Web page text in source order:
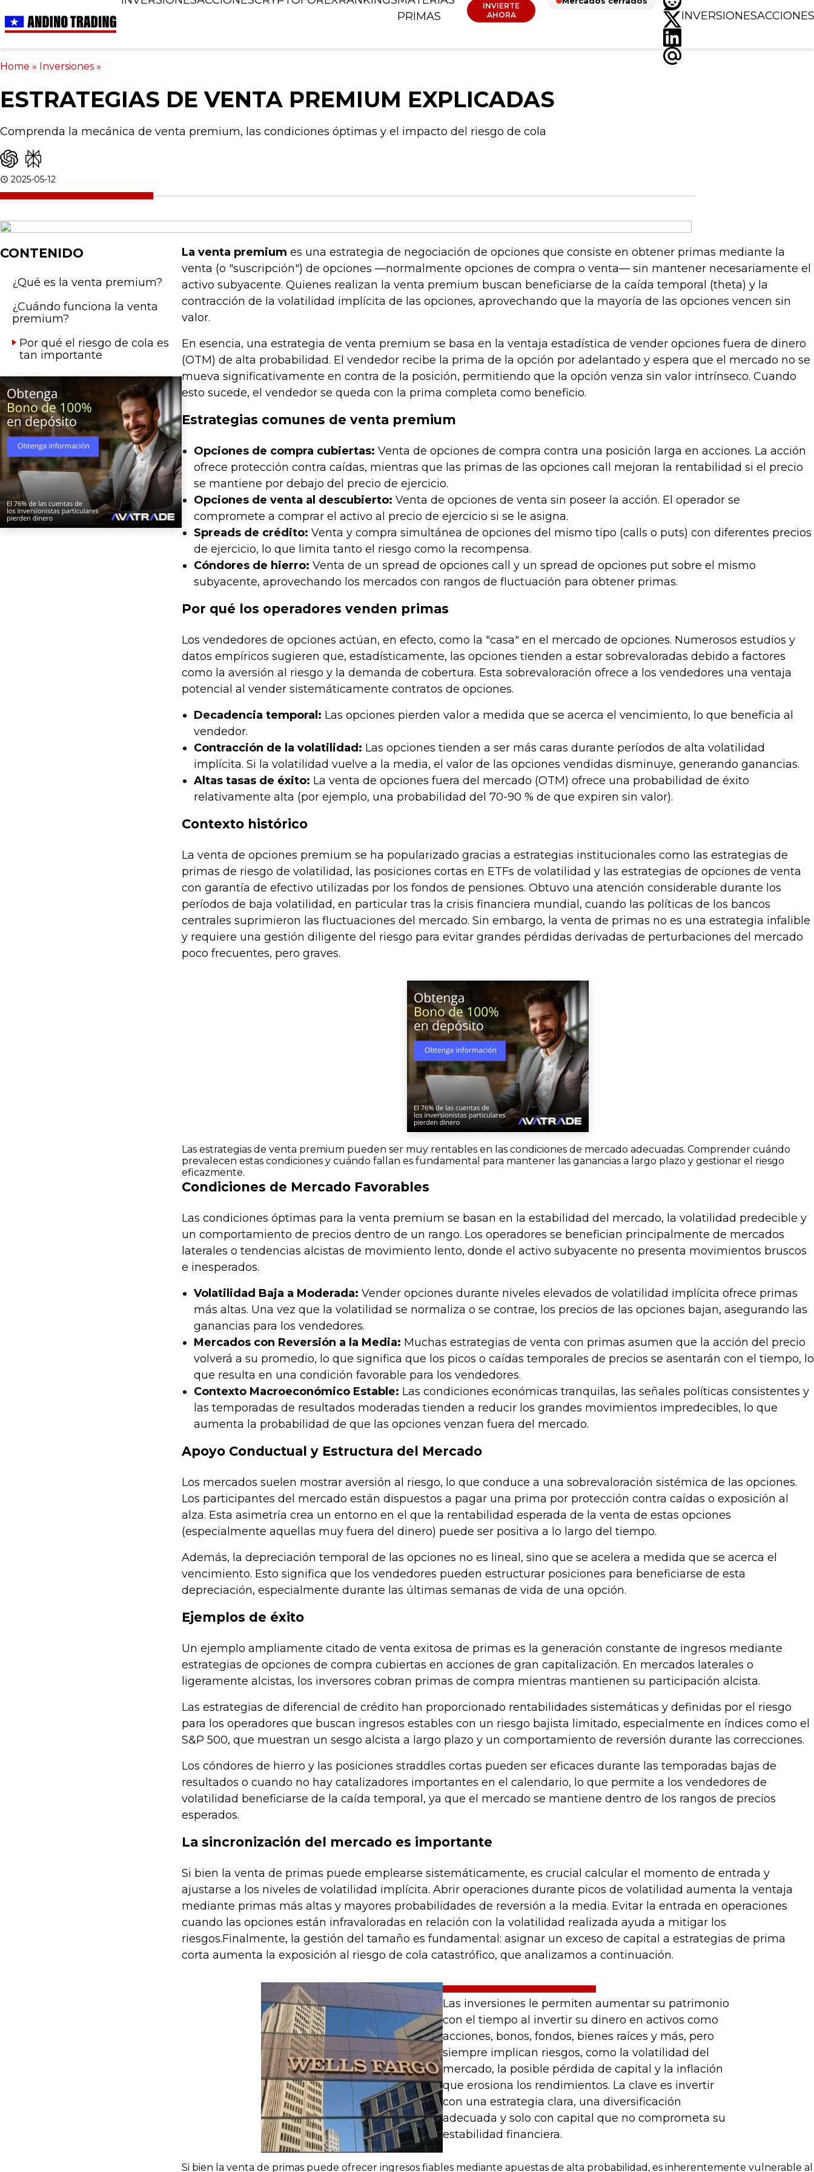
PRIMAS
INVIERTE
AHORA
INVERSIONESACCIONES
Home » Inversiones »
ESTRATEGIAS DE VENTA PREMIUM EXPLICADAS
Comprenda la mecánica de venta premium, las condiciones óptimas y el impacto del riesgo de cola
2025-05-12
CONTENIDO
¿Qué es la venta premium?
¿Cuándo funciona la venta
premium?
Por qué el riesgo de cola es
tan importante
La venta premium es una estrategia de negociación de opciones que consiste en obtener primas mediante la
venta (o "suscripción") de opciones —normalmente opciones de compra o venta— sin mantener necesariamente el
activo subyacente. Quienes realizan la venta premium buscan beneficiarse de la caída temporal (theta) y la
contracción de la volatilidad implícita de las opciones, aprovechando que la mayoría de las opciones vencen sin
valor.
En esencia, una estrategia de venta premium se basa en la ventaja estadística de vender opciones fuera de dinero
(OTM) de alta probabilidad. El vendedor recibe la prima de la opción por adelantado y espera que el mercado no se
mueva significativamente en contra de la posición, permitiendo que la opción venza sin valor intrínseco. Cuando
esto sucede, el vendedor se queda con la prima completa como beneficio.
Estrategias comunes de venta premium
Opciones de compra cubiertas: Venta de opciones de compra contra una posición larga en acciones. La acción
ofrece protección contra caídas, mientras que las primas de las opciones call mejoran la rentabilidad si el precio
se mantiene por debajo del precio de ejercicio.
Opciones de venta al descubierto: Venta de opciones de venta sin poseer la acción. El operador se
compromete a comprar el activo al precio de ejercicio si se le asigna.
Spreads de crédito: Venta y compra simultánea de opciones del mismo tipo (calls o puts) con diferentes precios
de ejercicio, lo que limita tanto el riesgo como la recompensa.
Cóndores de hierro: Venta de un spread de opciones call y un spread de opciones put sobre el mismo
subyacente, aprovechando los mercados con rangos de fluctuación para obtener primas.
Por qué los operadores venden primas
Los vendedores de opciones actúan, en efecto, como la "casa" en el mercado de opciones. Numerosos estudios y
datos empíricos sugieren que, estadísticamente, las opciones tienden a estar sobrevaloradas debido a factores
como la aversión al riesgo y la demanda de cobertura. Esta sobrevaloración ofrece a los vendedores una ventaja
potencial al vender sistemáticamente contratos de opciones.
Decadencia temporal: Las opciones pierden valor a medida que se acerca el vencimiento, lo que beneficia al
vendedor.
Contracción de la volatilidad: Las opciones tienden a ser más caras durante períodos de alta volatilidad
implícita. Si la volatilidad vuelve a la media, el valor de las opciones vendidas disminuye, generando ganancias.
Altas tasas de éxito: La venta de opciones fuera del mercado (OTM) ofrece una probabilidad de éxito
relativamente alta (por ejemplo, una probabilidad del 70-90 % de que expiren sin valor).
Contexto histórico
La venta de opciones premium se ha popularizado gracias a estrategias institucionales como las estrategias de
primas de riesgo de volatilidad, las posiciones cortas en ETFs de volatilidad y las estrategias de opciones de venta
con garantía de efectivo utilizadas por los fondos de pensiones. Obtuvo una atención considerable durante los
períodos de baja volatilidad, en particular tras la crisis financiera mundial, cuando las políticas de los bancos
centrales suprimieron las fluctuaciones del mercado. Sin embargo, la venta de primas no es una estrategia infalible
y requiere una gestión diligente del riesgo para evitar grandes pérdidas derivadas de perturbaciones del mercado
poco frecuentes, pero graves.
Las estrategias de venta premium pueden ser muy rentables en las condiciones de mercado adecuadas. Comprender cuándo
prevalecen estas condiciones y cuándo fallan es fundamental para mantener las ganancias a largo plazo y gestionar el riesgo
eficazmente.
Condiciones de Mercado Favorables
Las condiciones óptimas para la venta premium se basan en la estabilidad del mercado, la volatilidad predecible y
un comportamiento de precios dentro de un rango. Los operadores se benefician principalmente de mercados
laterales o tendencias alcistas de movimiento lento, donde el activo subyacente no presenta movimientos bruscos
e inesperados.
Volatilidad Baja a Moderada: Vender opciones durante niveles elevados de volatilidad implícita ofrece primas
más altas. Una vez que la volatilidad se normaliza o se contrae, los precios de las opciones bajan, asegurando las
ganancias para los vendedores.
Mercados con Reversión a la Media: Muchas estrategias de venta con primas asumen que la acción del precio
volverá a su promedio, lo que significa que los picos o caídas temporales de precios se asentarán con el tiempo, lo
que resulta en una condición favorable para los vendedores.
Contexto Macroeconómico Estable: Las condiciones económicas tranquilas, las señales políticas consistentes y
las temporadas de resultados moderadas tienden a reducir los grandes movimientos impredecibles, lo que
aumenta la probabilidad de que las opciones venzan fuera del mercado.
Apoyo Conductual y Estructura del Mercado
Los mercados suelen mostrar aversión al riesgo, lo que conduce a una sobrevaloración sistémica de las opciones.
Los participantes del mercado están dispuestos a pagar una prima por protección contra caídas o exposición al
alza. Esta asimetría crea un entorno en el que la rentabilidad esperada de la venta de estas opciones
(especialmente aquellas muy fuera del dinero) puede ser positiva a lo largo del tiempo.
Además, la depreciación temporal de las opciones no es lineal, sino que se acelera a medida que se acerca el
vencimiento. Esto significa que los vendedores pueden estructurar posiciones para beneficiarse de esta
depreciación, especialmente durante las últimas semanas de vida de una opción.
Ejemplos de éxito
Un ejemplo ampliamente citado de venta exitosa de primas es la generación constante de ingresos mediante
estrategias de opciones de compra cubiertas en acciones de gran capitalización. En mercados laterales o
ligeramente alcistas, los inversores cobran primas de compra mientras mantienen su participación alcista.
Las estrategias de diferencial de crédito han proporcionado rentabilidades sistemáticas y definidas por el riesgo
para los operadores que buscan ingresos estables con un riesgo bajista limitado, especialmente en índices como el
S&P 500, que muestran un sesgo alcista a largo plazo y un comportamiento de reversión durante las correcciones.
Los cóndores de hierro y las posiciones straddles cortas pueden ser eficaces durante las temporadas bajas de
resultados o cuando no hay catalizadores importantes en el calendario, lo que permite a los vendedores de
volatilidad beneficiarse de la caída temporal, ya que el mercado se mantiene dentro de los rangos de precios
esperados.
La sincronización del mercado es importante
Si bien la venta de primas puede emplearse sistemáticamente, es crucial calcular el momento de entrada y
ajustarse a los niveles de volatilidad implícita. Abrir operaciones durante picos de volatilidad aumenta la ventaja
mediante primas más altas y mayores probabilidades de reversión a la media. Evitar la entrada en operaciones
cuando las opciones están infravaloradas en relación con la volatilidad realizada ayuda a mitigar los
riesgos.Finalmente, la gestión del tamaño es fundamental: asignar un exceso de capital a estrategias de prima
corta aumenta la exposición al riesgo de cola catastrófico, que analizamos a continuación.
Las inversiones le permiten aumentar su patrimonio
con el tiempo al invertir su dinero en activos como
acciones, bonos, fondos, bienes raíces y más, pero
siempre implican riesgos, como la volatilidad del
mercado, la posible pérdida de capital y la inflación
que erosiona los rendimientos. La clave es invertir
con una estrategia clara, una diversificación
adecuada y solo con capital que no comprometa su
estabilidad financiera.
Si bien la venta de primas puede ofrecer ingresos fiables mediante apuestas de alta probabilidad, es inherentemente vulnerable al